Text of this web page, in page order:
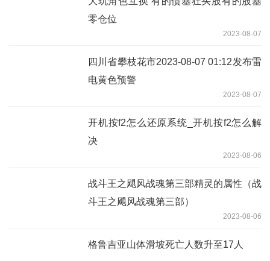
零仓位
2023-08-07
四川省攀枝花市2023-08-07 01:12发布雷
电黄色预警
2023-08-07
开机按f2怎么还原系统_开机按f2怎么解
决
2023-08-06
战斗王之飓风战魂第三部精灵的属性（战
斗王之飓风战魂第三部）
2023-08-06
格鲁吉亚山体滑坡死亡人数升至17人